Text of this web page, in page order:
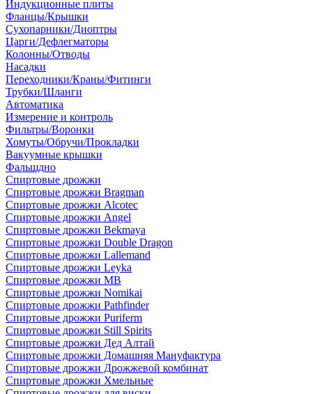
Индукционные плиты
Фланцы/Крышки
Сухопарники/Диоптры
Царги/Дефлегматоры
Колонны/Отводы
Насадки
Переходники/Краны/Фитинги
Трубки/Шланги
Автоматика
Измерение и контроль
Фильтры/Воронки
Хомуты/Обручи/Прокладки
Вакуумные крышки
Фальшдно
Спиртовые дрожжи
Спиртовые дрожжи Bragman
Спиртовые дрожжи Alcotec
Спиртовые дрожжи Angel
Спиртовые дрожжи Bekmaya
Спиртовые дрожжи Double Dragon
Спиртовые дрожжи Lallemand
Спиртовые дрожжи Leyka
Спиртовые дрожжи MB
Спиртовые дрожжи Nomikai
Спиртовые дрожжи Pathfinder
Спиртовые дрожжи Puriferm
Спиртовые дрожжи Still Spirits
Спиртовые дрожжи Дед Алтай
Спиртовые дрожжи Домашняя Мануфактура
Спиртовые дрожжи Дрожжевой комбинат
Спиртовые дрожжи Хмельные